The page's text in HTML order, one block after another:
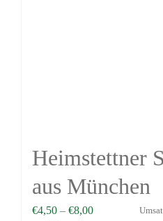
Heimstettner
aus München
€4,50 – €8,00